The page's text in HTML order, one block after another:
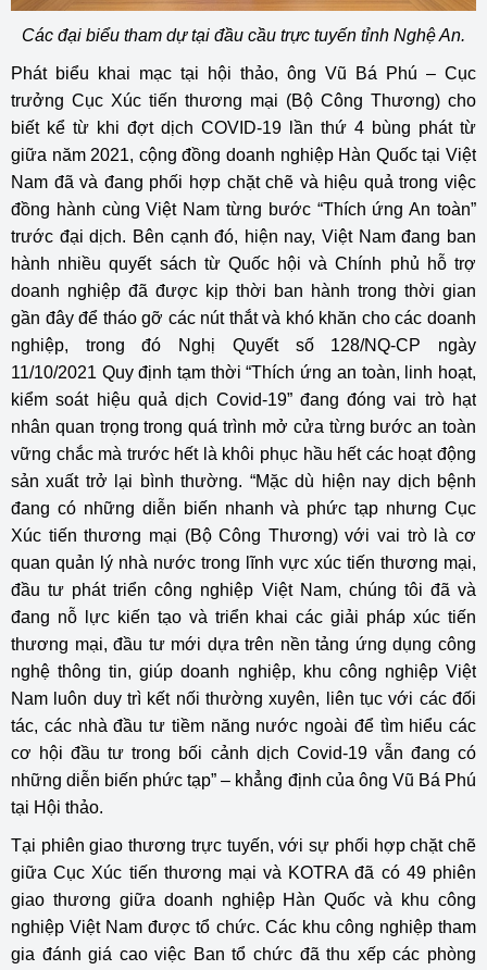
Các đại biểu tham dự tại đầu cầu trực tuyến tỉnh Nghệ An.
Phát biểu khai mạc tại hội thảo, ông Vũ Bá Phú – Cục
trưởng Cục Xúc tiến thương mại (Bộ Công Thương) cho
biết kể từ khi đợt dịch COVID-19 lần thứ 4 bùng phát từ
giữa năm 2021, cộng đồng doanh nghiệp Hàn Quốc tại Việt
Nam đã và đang phối hợp chặt chẽ và hiệu quả trong việc
đồng hành cùng Việt Nam từng bước “Thích ứng An toàn”
trước đại dịch. Bên cạnh đó, hiện nay, Việt Nam đang ban
hành nhiều quyết sách từ Quốc hội và Chính phủ hỗ trợ
doanh nghiệp đã được kịp thời ban hành trong thời gian
gần đây để tháo gỡ các nút thắt và khó khăn cho các doanh
nghiệp, trong đó Nghị Quyết số 128/NQ-CP ngày
11/10/2021 Quy định tạm thời “Thích ứng an toàn, linh hoạt,
kiểm soát hiệu quả dịch Covid-19” đang đóng vai trò hạt
nhân quan trọng trong quá trình mở cửa từng bước an toàn
vững chắc mà trước hết là khôi phục hầu hết các hoạt động
sản xuất trở lại bình thường. “Mặc dù hiện nay dịch bệnh
đang có những diễn biến nhanh và phức tạp nhưng Cục
Xúc tiến thương mại (Bộ Công Thương) với vai trò là cơ
quan quản lý nhà nước trong lĩnh vực xúc tiến thương mại,
đầu tư phát triển công nghiệp Việt Nam, chúng tôi đã và
đang nỗ lực kiến tạo và triển khai các giải pháp xúc tiến
thương mại, đầu tư mới dựa trên nền tảng ứng dụng công
nghệ thông tin, giúp doanh nghiệp, khu công nghiệp Việt
Nam luôn duy trì kết nối thường xuyên, liên tục với các đối
tác, các nhà đầu tư tiềm năng nước ngoài để tìm hiểu các
cơ hội đầu tư trong bối cảnh dịch Covid-19 vẫn đang có
những diễn biến phức tạp” – khẳng định của ông Vũ Bá Phú
tại Hội thảo.
Tại phiên giao thương trực tuyến, với sự phối hợp chặt chẽ
giữa Cục Xúc tiến thương mại và KOTRA đã có 49 phiên
giao thương giữa doanh nghiệp Hàn Quốc và khu công
nghiệp Việt Nam được tổ chức. Các khu công nghiệp tham
gia đánh giá cao việc Ban tổ chức đã thu xếp các phòng